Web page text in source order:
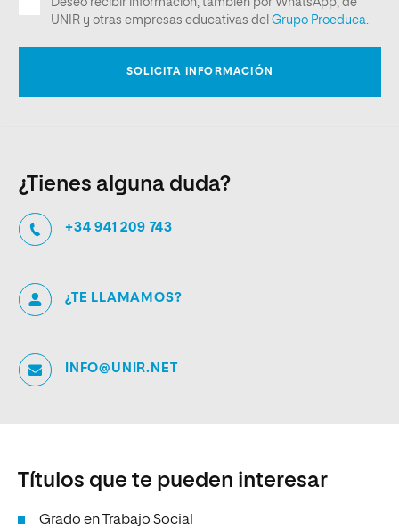
¿Tienes alguna duda?
+34 941 209 743
¿TE LLAMAMOS?
INFO@UNIR.NET
Títulos que te pueden interesar
Grado en Trabajo Social